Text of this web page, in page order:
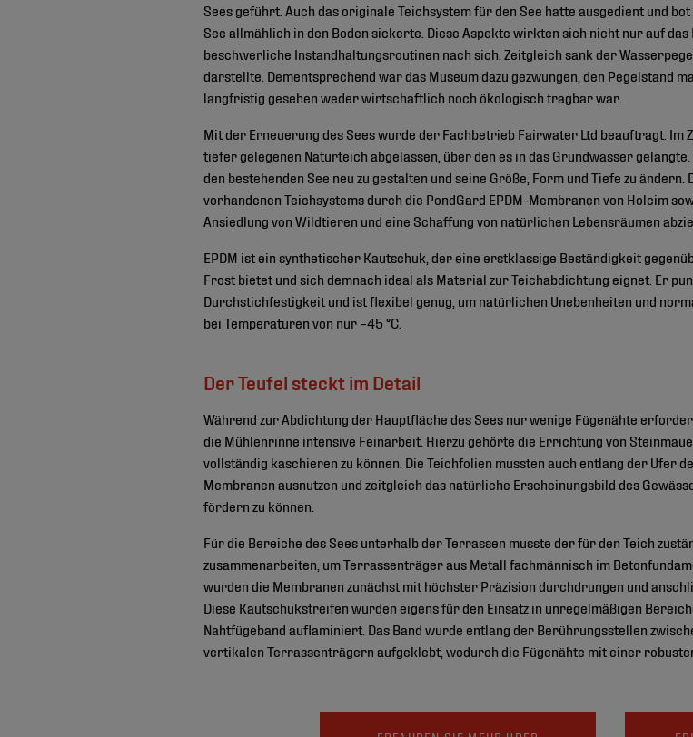
Sees geführt. Auch das originale Teichsystem für den See hatte ausgedient und
See allmählich in den Boden sickerte. Diese Aspekte wirkten sich nicht nur auf
beschwerliche Instandhaltungsroutinen nach sich. Zeitgleich sank der
darstellte. Dementsprechend war das Museum dazu gezwungen, den Pegelstand
langfristig gesehen weder wirtschaftlich noch ökologisch tragbar war.
Mit der Erneuerung des Sees wurde der Fachbetrieb Fairwater Ltd beauftragt. Im
tiefer gelegenen Naturteich abgelassen, über den es in das Grundwasser
den bestehenden See neu zu gestalten und seine Größe, Form und Tiefe zu
vorhandenen Teichsystems durch die PondGard EPDM-Membranen von Holcim
Ansiedlung von Wildtieren und eine Schaffung von natürlichen Lebensräumen
EPDM ist ein synthetischer Kautschuk, der eine erstklassige Beständigkeit
Frost bietet und sich demnach ideal als Material zur Teichabdichtung eignet. Er
Durchstichfestigkeit und ist flexibel genug, um natürlichen Unebenheiten und
bei Temperaturen von nur –45 °C.
Der Teufel steckt im Detail
Während zur Abdichtung der Hauptfläche des Sees nur wenige Fügenähte
die Mühlenrinne intensive Feinarbeit. Hierzu gehörte die Errichtung von
vollständig kaschieren zu können. Die Teichfolien mussten auch entlang der Ufer
Membranen ausnutzen und zeitgleich das natürliche Erscheinungsbild des
fördern zu können.
Für die Bereiche des Sees unterhalb der Terrassen musste der für den Teich
zusammenarbeiten, um Terrassenträger aus Metall fachmännisch im
wurden die Membranen zunächst mit höchster Präzision durchdrungen und
Diese Kautschukstreifen wurden eigens für den Einsatz in unregelmäßigen
Nahtfügeband auflaminiert. Das Band wurde entlang der Berührungsstellen
vertikalen Terrassenträgern aufgeklebt, wodurch die Fügenähte mit einer